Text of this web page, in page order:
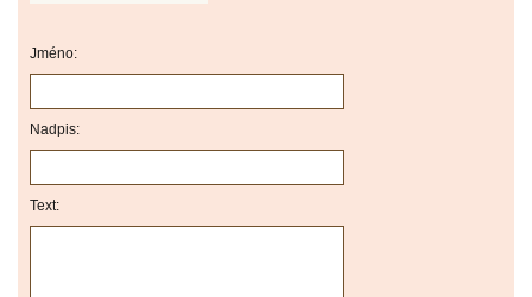
Jméno:
Nadpis:
Text: